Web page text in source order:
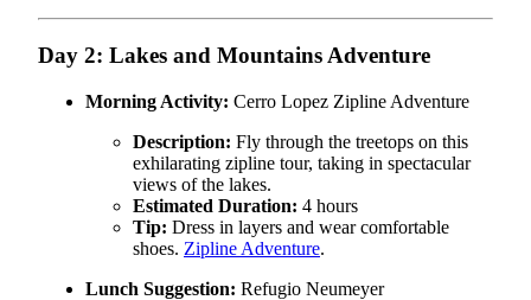
Day 2: Lakes and Mountains Adventure
Morning Activity: Cerro Lopez Zipline Adventure
Description: Fly through the treetops on this
exhilarating zipline tour, taking in spectacular
views of the lakes.
Estimated Duration: 4 hours
Tip: Dress in layers and wear comfortable
shoes. Zipline Adventure.
Lunch Suggestion: Refugio Neumeyer